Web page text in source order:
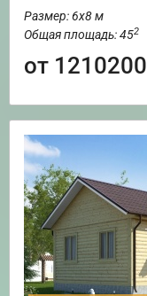
Размер: 6х8 м
Общая площадь: 452
от 1210200